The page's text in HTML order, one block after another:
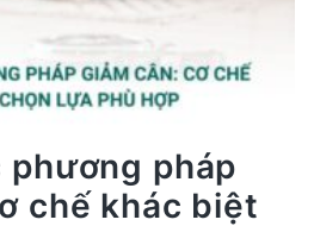
phương pháp
chế khác biệt